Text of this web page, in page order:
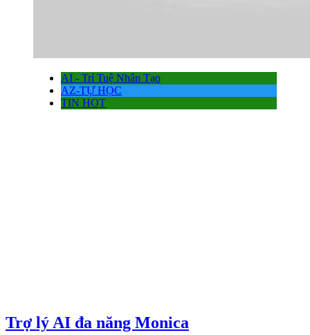
AI - Trí Tuệ Nhân Tạo
AZ-TỰ HỌC
TIN HOT
Trợ lý AI đa năng Monica